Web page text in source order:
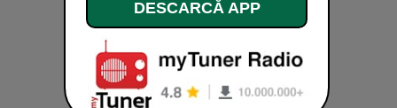
DESCARCĂ APP